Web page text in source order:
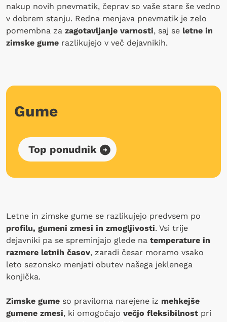
nakup novih pnevmatik, čeprav so vaše stare še vedno
v dobrem stanju. Redna menjava pnevmatik je zelo
pomembna za zagotavljanje varnosti, saj se letne in
zimske gume razlikujejo v več dejavnikih.
Gume
Top ponudnik
Letne in zimske gume se razlikujejo predvsem po
profilu, gumeni zmesi in zmogljivosti. Vsi trije
dejavniki pa se spreminjajo glede na temperature in
razmere letnih časov, zaradi česar moramo vsako
leto sezonsko menjati obutev našega jeklenega
konjička.
Zimske gume so praviloma narejene iz mehkejše
gumene zmesi, ki omogočajo večjo fleksibilnost pri